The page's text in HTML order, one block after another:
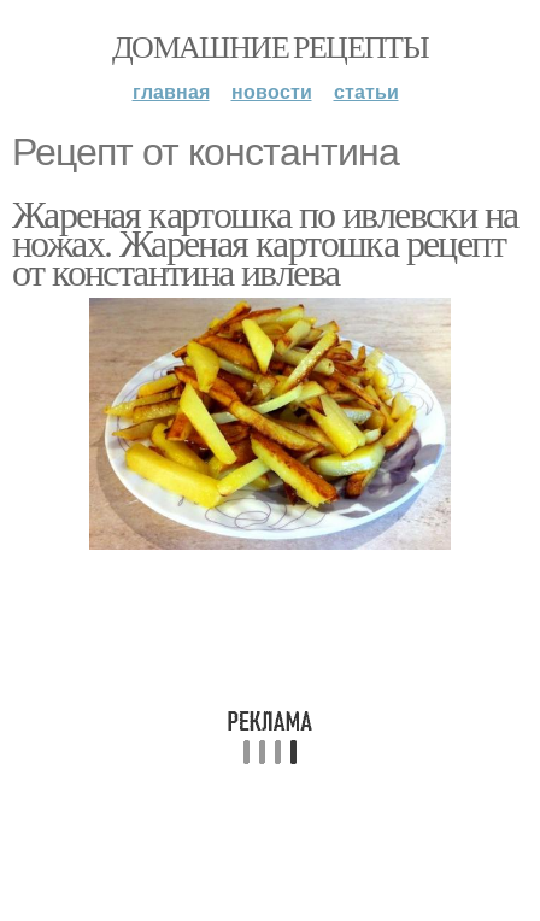
ДОМАШНИЕ РЕЦЕПТЫ
главная новости статьи
Рецепт от константина
Жареная картошка по ивлевски на
ножах. Жареная картошка рецепт
от константина ивлева